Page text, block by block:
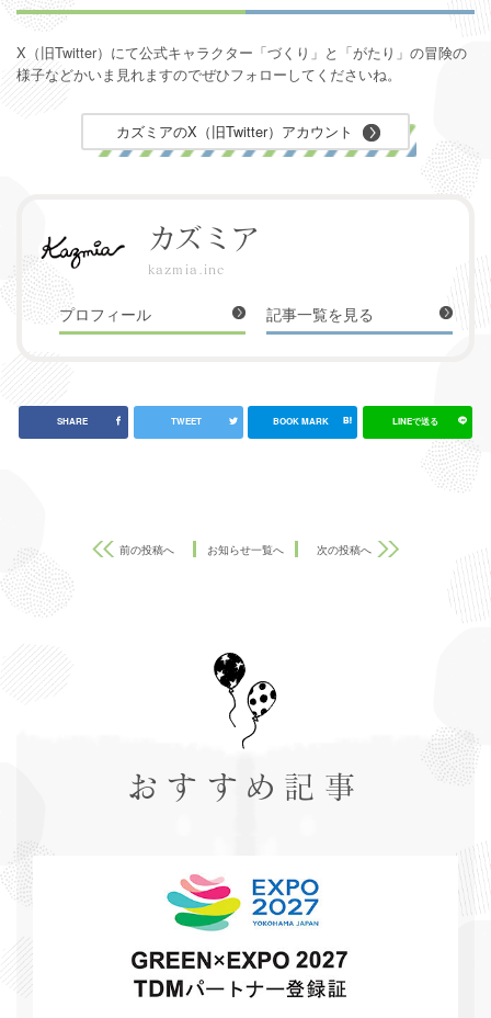
X（旧Twitter）にて公式キャラクター「づくり」と「がたり」の冒険の
様子などかいま見れますのでぜひフォローしてくださいね。
カズミアのX（旧Twitter）アカウント
カズミア
kazmia.inc
プロフィール 記事一覧を見る
前の投稿へ お知らせ一覧へ 次の投稿へ
おすすめ記事